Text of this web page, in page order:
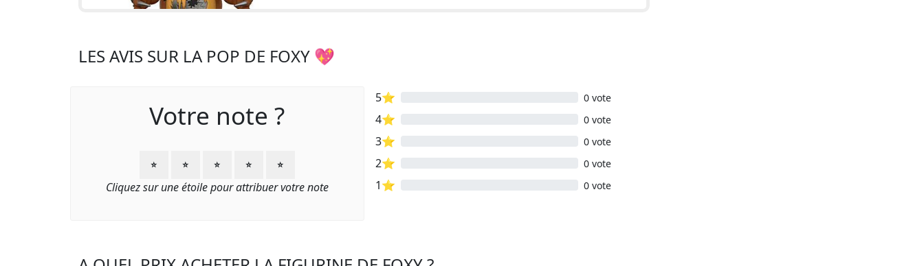
LES AVIS SUR LA POP DE FOXY 💖
Votre note ?
⭐ ⭐ ⭐ ⭐ ⭐
Cliquez sur une étoile pour attribuer votre note
5⭐ 0 vote
4⭐ 0 vote
3⭐ 0 vote
2⭐ 0 vote
1⭐ 0 vote